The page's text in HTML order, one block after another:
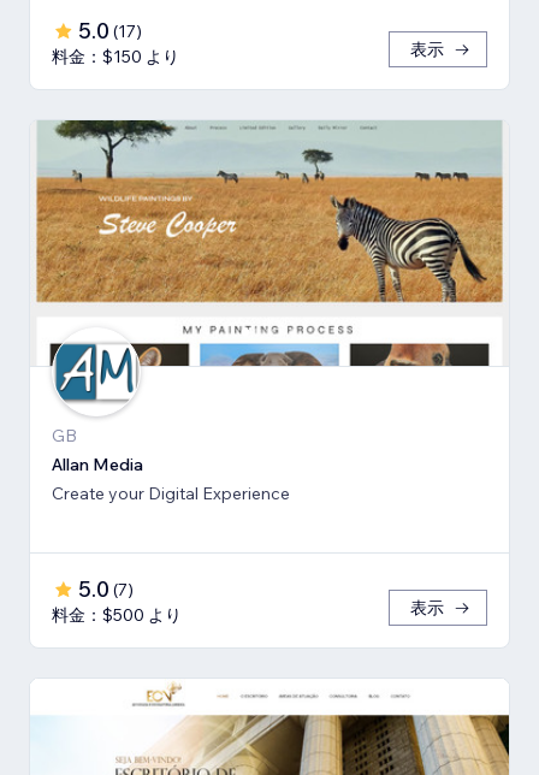
5.0 (17)
料金：$150 より
表示
GB
Allan Media
Create your Digital Experience
5.0 (7)
料金：$500 より
表示